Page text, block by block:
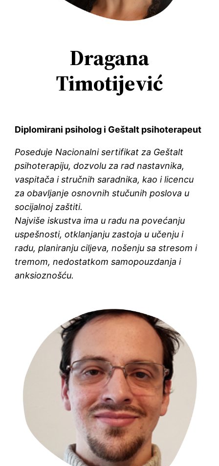
Dragana
Timotijević
Diplomirani psiholog i Geštalt psihoterapeut
Poseduje Nacionalni sertifikat za Geštalt
psihoterapiju, dozvolu za rad nastavnika,
vaspitača i stručnih saradnika, kao i licencu
za obavljanje osnovnih stučunih poslova u
socijalnoj zaštiti.
Najviše iskustva ima u radu na povećanju
uspešnosti, otklanjanju zastoja u učenju i
radu, planiranju ciljeva, nošenju sa stresom i
tremom, nedostatkom samopouzdanja i
anksioznošću.